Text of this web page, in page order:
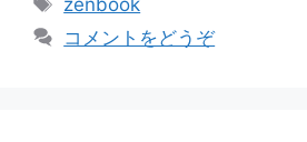
リ
グ
zenbook
コメントをどうぞ